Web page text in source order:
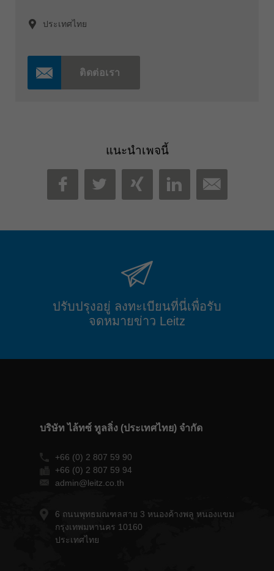
ประเทศไทย
ติดต่อเรา
แนะนำเพจนี้
FACEBOOK
TWITTER
XINGLINKEDIN
MAIL
ปรับปรุงอยู่ ลงทะเบียนที่นี่เพื่อรับ
จดหมายข่าว Leitz
บริษัท ไล้ทซ์ ทูลลิ่ง (ประเทศไทย) จำกัด
+66 (0) 2 807 59 90
+66 (0) 2 807 59 94
admin@leitz.co.th
6 ถนนพุทธมณฑลสาย 3 หนองค้างพลู หนองแขม
กรุงเทพมหานคร 10160
ประเทศไทย